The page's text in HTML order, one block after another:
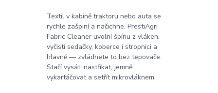
Textil v kabině traktoru nebo auta se
rychle zašpiní a načichne. PrestiAgri
Fabric Cleaner uvolní špínu z vláken,
vyčistí sedačky, koberce i stropnici a
hlavně — zvládnete to bez tepovače.
Stačí vysát, nastříkat, jemně
vykartáčovat a setřít mikrovláknem.